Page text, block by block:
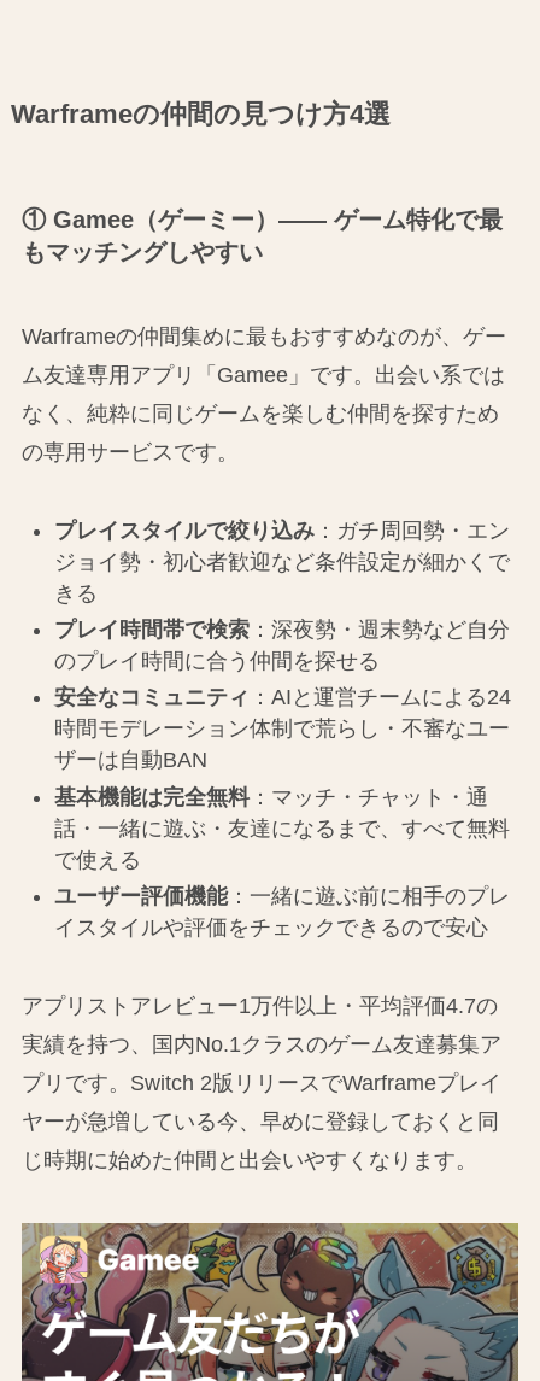
Warframeの仲間の見つけ方4選
① Gamee（ゲーミー）―― ゲーム特化で最
もマッチングしやすい
Warframeの仲間集めに最もおすすめなのが、ゲー
ム友達専用アプリ「Gamee」です。出会い系では
なく、純粋に同じゲームを楽しむ仲間を探すため
の専用サービスです。
プレイスタイルで絞り込み：ガチ周回勢・エン
ジョイ勢・初心者歓迎など条件設定が細かくで
きる
プレイ時間帯で検索：深夜勢・週末勢など自分
のプレイ時間に合う仲間を探せる
安全なコミュニティ ：AIと運営チームによる24
時間モデレーション体制で荒らし・不審なユー
ザーは自動BAN
基本機能は完全無料：マッチ・チャット・通
話・一緒に遊ぶ・友達になるまで、すべて無料
で使える
ユーザー評価機能：一緒に遊ぶ前に相手のプレ
イスタイルや評価をチェックできるので安心
アプリストアレビュー1万件以上・平均評価4.7の
実績を持つ、国内No.1クラスのゲーム友達募集ア
プリです。Switch 2版リリースでWarframeプレイ
ヤーが急増している今、早めに登録しておくと同
じ時期に始めた仲間と出会いやすくなります。